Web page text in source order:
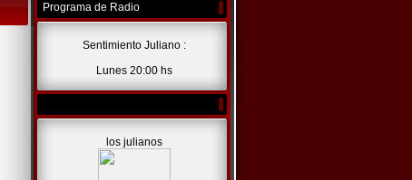
Programa de Radio
Sentimiento Juliano :
Lunes 20:00 hs
los julianos